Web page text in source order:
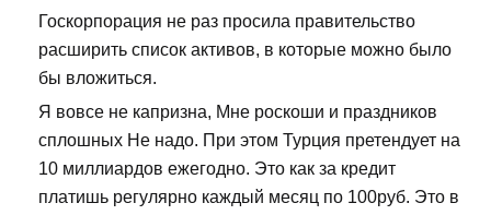
Госкорпорация не раз просила правительство
расширить список активов, в которые можно было
бы вложиться.
Я вовсе не капризна, Мне роскоши и праздников
сплошных Не надо. При этом Турция претендует на
10 миллиардов ежегодно. Это как за кредит
платишь регулярно каждый месяц по 100руб. Это в